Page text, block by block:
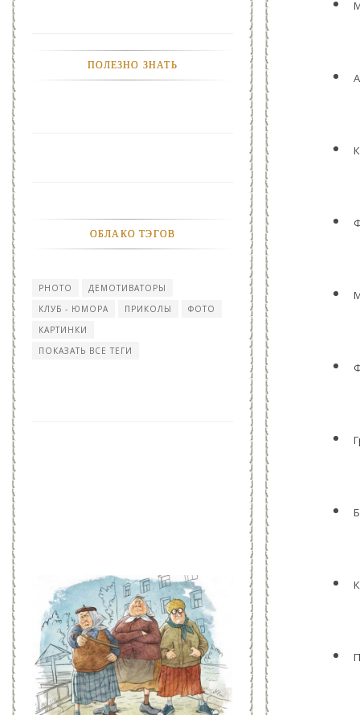
ПОЛЕЗНО ЗНАТЬ
ОБЛАКО ТЭГОВ
PHOTO
ДЕМОТИВАТОРЫ
КЛУБ - ЮМОРА
ПРИКОЛЫ
ФОТО
КАРТИНКИ
ПОКАЗАТЬ ВСЕ ТЕГИ